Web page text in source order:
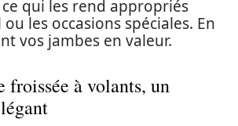
qui les rend appropriés
les occasions spéciales. En
vos jambes en valeur.
froissée à volants, un